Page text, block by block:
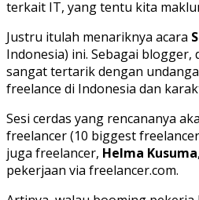
terkait IT, yang tentu kita
Justru itulah menariknya acara
Indonesia) ini. Sebagai
sangat tertarik dengan
freelance di Indonesia dan
Sesi cerdas yang rencananya
freelancer (10 biggest
juga freelancer, Helma Kusuma
pekerjaan via freelancer.com.